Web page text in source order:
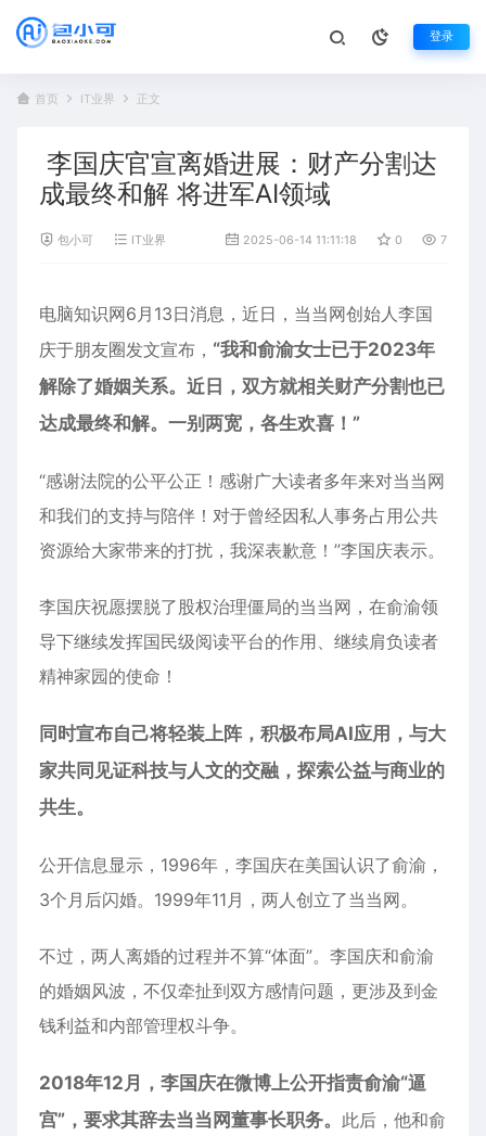
登录
首页 IT业界 正文
李国庆官宣离婚进展：财产分割达
成最终和解 将进军AI领域
包小可 IT业界 2025-06-14 11:11:18 0 711
电脑知识网6月13日消息，近日， 当当网创始人李国
庆于朋友圈发文宣布， “我和俞渝女士已于2023年
解除了婚姻关系。近日，双方就相关财产分割也已
达成最终和解。一别两宽，各生欢喜！”
“感谢法院的公平公正！感谢广大读者多年来对当当网
和我们的支持与陪伴！对于曾经因私人事务占用公共
资源给大家带来的打扰，我深表歉意！”李国庆表示。
李国庆祝愿摆脱了股权治理僵局的当当网，在俞渝领
导下继续发挥国民级阅读平台的作用、继续肩负读者
精神家园的使命！
同时宣布自己将轻装上阵，积极布局AI应用，与大
家共同见证科技与人文的交融，探索公益与商业的
共生。
公开信息显示，1996年，李国庆在美国认识了俞渝，
3个月后闪婚。1999年11月，两人创立了当当网。
不过，两人离婚的过程并不算“体面”。李国庆和俞渝
的婚姻风波，不仅牵扯到双方感情问题，更涉及到金
钱利益和内部管理权斗争。
2018年12月，李国庆在微博上公开指责俞渝“逼
宫”，要求其辞去当当网董事长职务。 此后，他和俞